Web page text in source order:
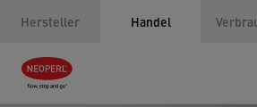
Hersteller Handel